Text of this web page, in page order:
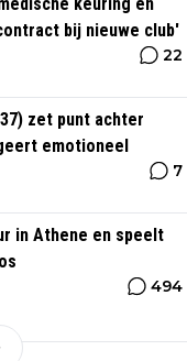
bij nieuwe club'
22
zet punt achter
emotioneel
7
in Athene en speelt
494